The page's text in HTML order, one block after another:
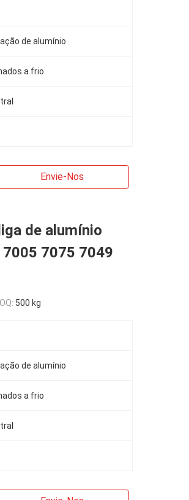
de alumínio
a frio
Envie-Nos
de alumínio
7075 7049
500 kg
de alumínio
a frio